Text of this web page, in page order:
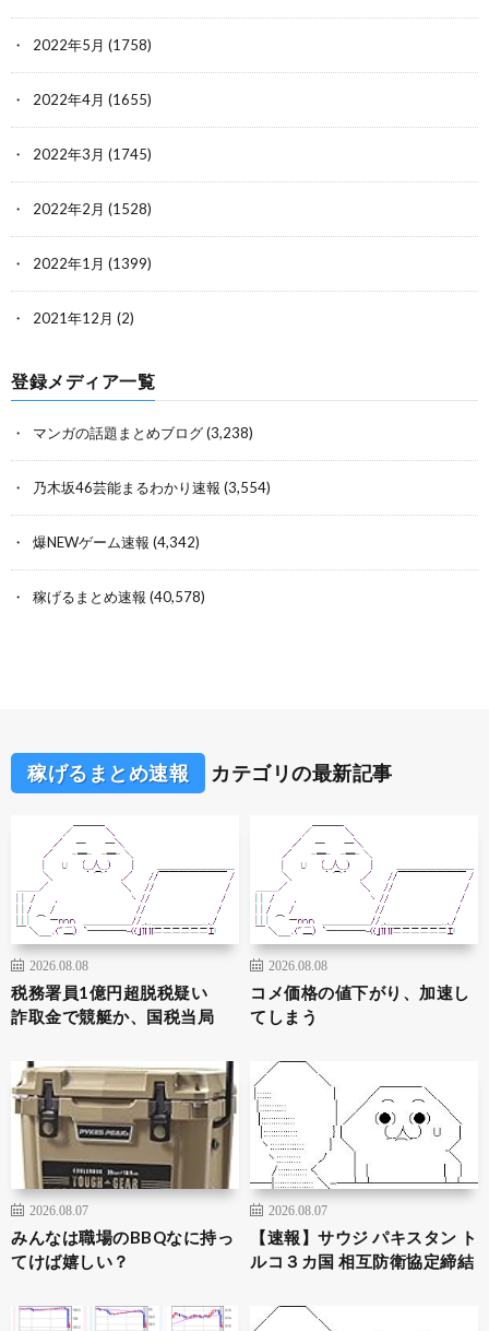
2022年5月 (1758)
2022年4月 (1655)
2022年3月 (1745)
2022年2月 (1528)
2022年1月 (1399)
2021年12月 (2)
登録メディア一覧
マンガの話題まとめブログ(3,238)
乃木坂46芸能まるわかり速報 (3,554)
爆NEWゲーム速報 (4,342)
稼げるまとめ速報 (40,578)
稼げるまとめ速報 カテゴリの最新記事
2026.08.08
税務署員1億円超脱税疑い
詐取金で競艇か、国税当局
2026.08.08
コメ価格の値下がり、加速し
てしまう
2026.08.07
みんなは職場のBBQなに持っ
てけば嬉しい？
2026.08.07
【速報】サウジ パキスタン ト
ルコ３カ国 相互防衛協定締結